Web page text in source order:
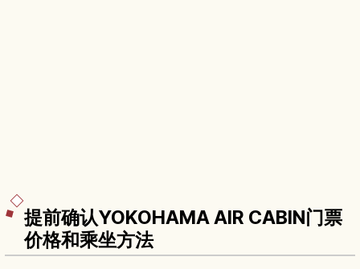
提前确认YOKOHAMA AIR CABIN门票
价格和乘坐方法